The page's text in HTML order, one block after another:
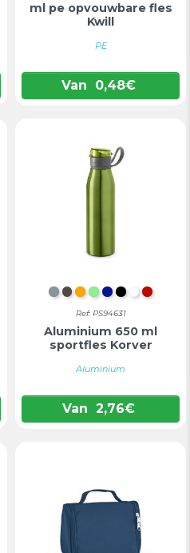
ml pe opvouwbare fles
Kwill
PE
Van 0,48€
SATIJN CHROOM
GUN METAL
ORANJE
LICHTGROEN
ZWART
WITROOD
Ref: PS94631
Aluminium 650 ml
sportfles Korver
Aluminium
Van 2,76€